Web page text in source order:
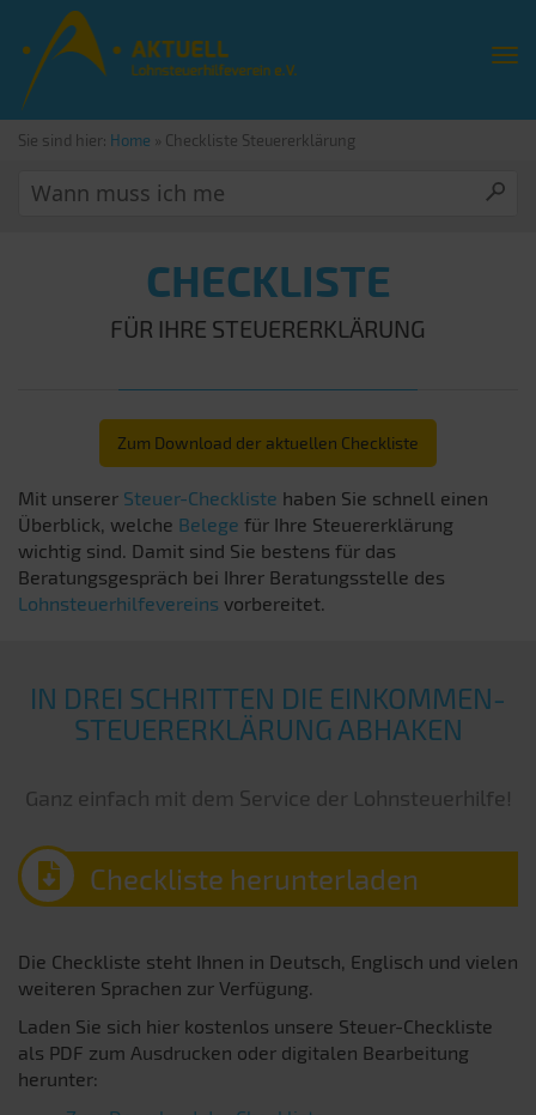
Sie sind hier: Home » Checkliste Steuererklärung
CHECKLISTE
FÜR IHRE STEUERERKLÄRUNG
Zum Download der aktuellen Checkliste
Mit unserer Steuer-Checkliste haben Sie schnell einen
Überblick, welche Belege für Ihre Steuererklärung
wichtig sind. Damit sind Sie bestens für das
Beratungsgespräch bei Ihrer Beratungsstelle des
Lohnsteuerhilfevereins vorbereitet.
IN DREI SCHRITTEN DIE EINKOMMEN­
STEUER­ERKLÄRUNG ABHAKEN
Ganz einfach mit dem Service der Lohnsteuerhilfe!
Checkliste herunterladen
Die Checkliste steht Ihnen in Deutsch, Englisch und vielen
weiteren Sprachen zur Verfügung.
Laden Sie sich hier kostenlos unsere Steuer-Checkliste
als PDF zum Ausdrucken oder digitalen Bearbeitung
herunter: